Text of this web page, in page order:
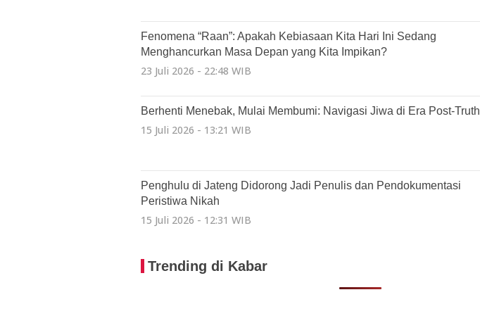
Fenomena “Raan”: Apakah Kebiasaan Kita Hari Ini Sedang
Menghancurkan Masa Depan yang Kita Impikan?
23 Juli 2026 - 22:48 WIB
Berhenti Menebak, Mulai Membumi: Navigasi Jiwa di Era Post-Truth
15 Juli 2026 - 13:21 WIB
Penghulu di Jateng Didorong Jadi Penulis dan Pendokumentasi
Peristiwa Nikah
15 Juli 2026 - 12:31 WIB
Trending di Kabar